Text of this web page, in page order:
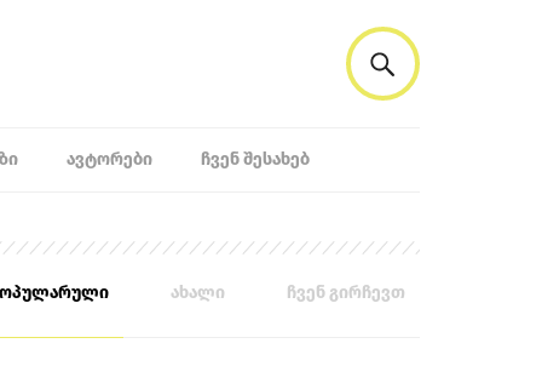
ᲐᲕᲢᲝᲠᲔᲑᲘ ᲩᲕᲔᲜ ᲨᲔᲡᲐᲮᲔᲑ
ახალი ჩვენ გირჩევთ